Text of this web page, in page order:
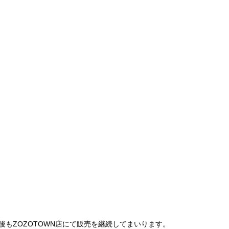
ZOZOTOWN店にて販売を継続してまいります。